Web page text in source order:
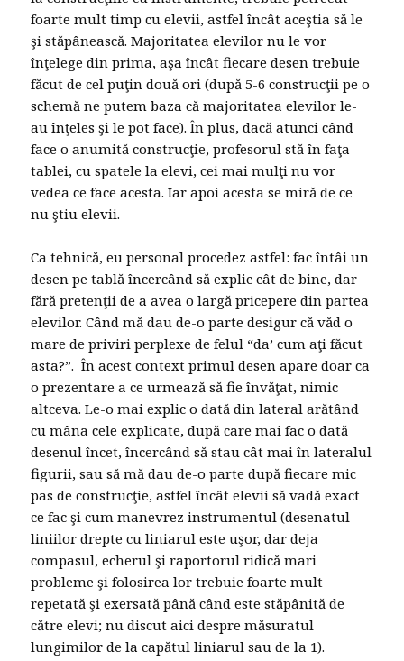
foarte mult timp cu elevii, astfel încât aceştia să le
şi stăpânească. Majoritatea elevilor nu le vor
înţelege din prima, aşa încât fiecare desen trebuie
făcut de cel puţin două ori (după 5-6 construcţii pe o
schemă ne putem baza că majoritatea elevilor le-
au înţeles şi le pot face). În plus, dacă atunci când
face o anumită construcţie, profesorul stă în faţa
tablei, cu spatele la elevi, cei mai mulţi nu vor
vedea ce face acesta. Iar apoi acesta se miră de ce
nu ştiu elevii.
Ca tehnică, eu personal procedez astfel: fac întâi un
desen pe tablă încercând să explic cât de bine, dar
fără pretenţii de a avea o largă pricepere din partea
elevilor. Când mă dau de-o parte desigur că văd o
mare de priviri perplexe de felul “da’ cum aţi făcut
asta?”. În acest context primul desen apare doar ca
o prezentare a ce urmează să fie învăţat, nimic
altceva. Le-o mai explic o dată din lateral arătând
cu mâna cele explicate, după care mai fac o dată
desenul încet, încercând să stau cât mai în lateralul
figurii, sau să mă dau de-o parte după fiecare mic
pas de construcţie, astfel încât elevii să vadă exact
ce fac şi cum manevrez instrumentul (desenatul
liniilor drepte cu liniarul este uşor, dar deja
compasul, echerul şi raportorul ridică mari
probleme şi folosirea lor trebuie foarte mult
repetată şi exersată până când este stăpânită de
către elevi; nu discut aici despre măsuratul
lungimilor de la capătul liniarul sau de la 1).